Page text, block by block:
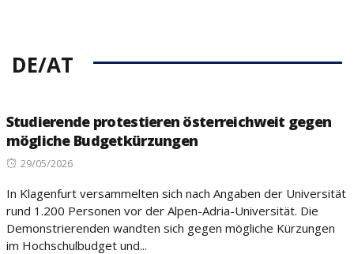
DE/AT
Studierende protestieren österreichweit gegen
mögliche Budgetkürzungen
Posted
29/05/2026
In Klagenfurt versammelten sich nach Angaben der Universität
rund 1.200 Personen vor der Alpen-Adria-Universität. Die
Demonstrierenden wandten sich gegen mögliche Kürzungen
im Hochschulbudget und...